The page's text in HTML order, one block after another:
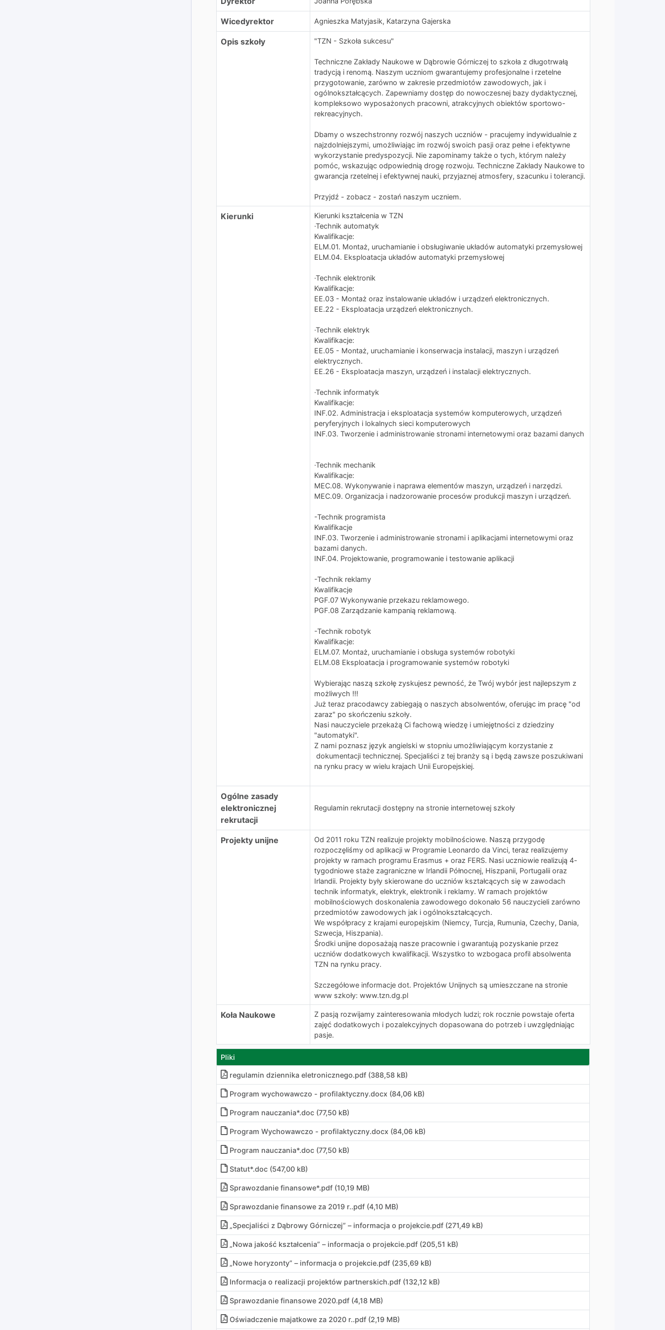
Wicedyrektor Agnieszka Matyjasik, Katarzyna Gajerska
Opis szkoły "TZN - Szkoła sukcesu"
Techniczne Zakłady Naukowe w Dąbrowie Górniczej to szkoła z długotrwałą
tradycją i renomą. Naszym uczniom gwarantujemy profesjonalne i rzetelne
przygotowanie, zarówno w zakresie przedmiotów zawodowych, jak i
ogólnokształcących. Zapewniamy dostęp do nowoczesnej bazy dydaktycznej,
kompleksowo wyposażonych pracowni, atrakcyjnych obiektów sportowo-
rekreacyjnych.
Dbamy o wszechstronny rozwój naszych uczniów - pracujemy indywidualnie z
najzdolniejszymi, umożliwiając im rozwój swoich pasji oraz pełne i efektywne
wykorzystanie predyspozycji. Nie zapominamy także o tych, którym należy
pomóc, wskazując odpowiednią drogę rozwoju. Techniczne Zakłady Naukowe to
gwarancja rzetelnej i efektywnej nauki, przyjaznej atmosfery, szacunku i tolerancji.
Przyjdź - zobacz - zostań naszym uczniem.
Kierunki
Kierunki kształcenia w TZN
·Technik automatyk
Kwalifikacje:
ELM.01. Montaż, uruchamianie i obsługiwanie układów automatyki przemysłowej
ELM.04. Eksploatacja układów automatyki przemysłowej
·Technik elektronik
Kwalifikacje:
EE.03 - Montaż oraz instalowanie układów i urządzeń elektronicznych.
EE.22 - Eksploatacja urządzeń elektronicznych.
·Technik elektryk
Kwalifikacje:
EE.05 - Montaż, uruchamianie i konserwacja instalacji, maszyn i urządzeń
elektrycznych.
EE.26 - Eksploatacja maszyn, urządzeń i instalacji elektrycznych.
·Technik informatyk
Kwalifikacje:
INF.02. Administracja i eksploatacja systemów komputerowych, urządzeń
peryferyjnych i lokalnych sieci komputerowych
INF.03. Tworzenie i administrowanie stronami internetowymi oraz bazami danych
·Technik mechanik
Kwalifikacje:
MEC.08. Wykonywanie i naprawa elementów maszyn, urządzeń i narzędzi.
MEC.09. Organizacja i nadzorowanie procesów produkcji maszyn i urządzeń.
-Technik programista
Kwalifikacje
INF.03. Tworzenie i administrowanie stronami i aplikacjami internetowymi oraz
bazami danych.
INF.04. Projektowanie, programowanie i testowanie aplikacji
-Technik reklamy
Kwalifikacje
PGF.07 Wykonywanie przekazu reklamowego.
PGF.08 Zarządzanie kampanią reklamową.
-Technik robotyk
Kwalifikacje:
ELM.07. Montaż, uruchamianie i obsługa systemów robotyki
ELM.08 Eksploatacja i programowanie systemów robotyki
Wybierając naszą szkołę zyskujesz pewność, że Twój wybór jest najlepszym z
możliwych !!!
Już teraz pracodawcy zabiegają o naszych absolwentów, oferując im pracę "od
zaraz" po skończeniu szkoły.
Nasi nauczyciele przekażą Ci fachową wiedzę i umiejętności z dziedziny
"automatyki".
Z nami poznasz język angielski w stopniu umożliwiającym korzystanie z
dokumentacji technicznej. Specjaliści z tej branży są i będą zawsze poszukiwani
na rynku pracy w wielu krajach Unii Europejskiej.
Ogólne zasady
elektronicznej
rekrutacji
Regulamin rekrutacji dostępny na stronie internetowej szkoły
Projekty unijne
Od 2011 roku TZN realizuje projekty mobilnościowe. Naszą przygodę
rozpoczęliśmy od aplikacji w Programie Leonardo da Vinci, teraz realizujemy
projekty w ramach programu Erasmus + oraz FERS. Nasi uczniowie realizują 4-
tygodniowe staże zagraniczne w Irlandii Północnej, Hiszpanii, Portugalii oraz
Irlandii. Projekty były skierowane do uczniów kształcących się w zawodach
technik informatyk, elektryk, elektronik i reklamy. W ramach projektów
mobilnościowych doskonalenia zawodowego dokonało 56 nauczycieli zarówno
przedmiotów zawodowych jak i ogólnokształcących.
We współpracy z krajami europejskim (Niemcy, Turcja, Rumunia, Czechy, Dania,
Szwecja, Hiszpania).
Środki unijne doposażają nasze pracownie i gwarantują pozyskanie przez
uczniów dodatkowych kwalifikacji. Wszystko to wzbogaca profil absolwenta
TZN na rynku pracy.
Szczegółowe informacje dot. Projektów Unijnych są umieszczane na stronie
www szkoły: www.tzn.dg.pl
Koła Naukowe
Z pasją rozwijamy zainteresowania młodych ludzi; rok rocznie powstaje oferta
zajęć dodatkowych i pozalekcyjnych dopasowana do potrzeb i uwzględniając
pasje.
Pliki
regulamin dziennika eletronicznego.pdf (388,58 kB)
Program wychowawczo - profilaktyczny.docx (84,06 kB)
Program nauczania*.doc (77,50 kB)
Program Wychowawczo - profilaktyczny.docx (84,06 kB)
Program nauczania*.doc (77,50 kB)
Statut*.doc (547,00 kB)
Sprawozdanie finansowe*.pdf (10,19 MB)
Sprawozdanie finansowe za 2019 r..pdf (4,10 MB)
„Specjaliści z Dąbrowy Górniczej” – informacja o projekcie.pdf (271,49 kB)
„Nowa jakość kształcenia” – informacja o projekcie.pdf (205,51 kB)
„Nowe horyzonty” – informacja o projekcie.pdf (235,69 kB)
Informacja o realizacji projektów partnerskich.pdf (132,12 kB)
Sprawozdanie finansowe 2020.pdf (4,18 MB)
Oświadczenie majatkowe za 2020 r..pdf (2,19 MB)